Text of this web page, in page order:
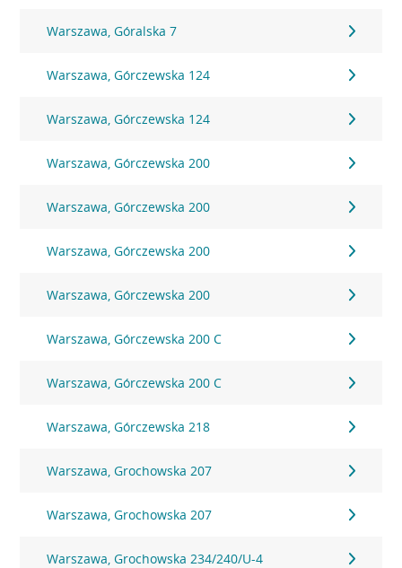
Warszawa, Góralska 7
Warszawa, Górczewska 124
Warszawa, Górczewska 124
Warszawa, Górczewska 200
Warszawa, Górczewska 200
Warszawa, Górczewska 200
Warszawa, Górczewska 200
Warszawa, Górczewska 200 C
Warszawa, Górczewska 200 C
Warszawa, Górczewska 218
Warszawa, Grochowska 207
Warszawa, Grochowska 207
Warszawa, Grochowska 234/240/U-4